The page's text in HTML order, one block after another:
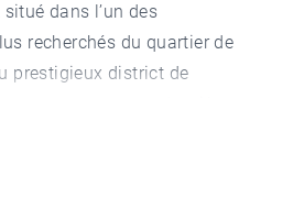
dans l’un des
recherchés du quartier de
prestigieux district de
neuf avec façade classique
patrimoine historique, et ne